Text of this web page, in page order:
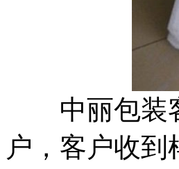
中丽包装客
户，客户收